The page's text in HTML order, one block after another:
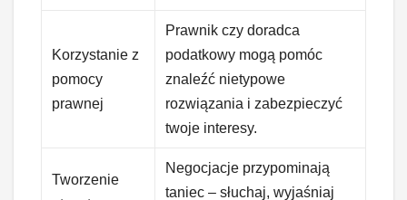
Korzystanie z
pomocy
prawnej
Prawnik czy doradca
podatkowy mogą pomóc
znaleźć nietypowe
rozwiązania i zabezpieczyć
twoje interesy.
Tworzenie
Negocjacje przypominają
taniec – słuchaj, wyjaśniaj